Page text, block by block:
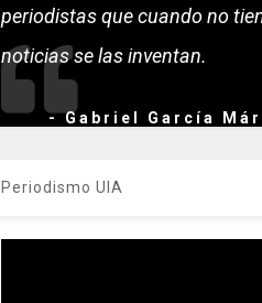
periodistas que cuando no
noticias se las inventan.
- Gabriel García
Periodismo UIA